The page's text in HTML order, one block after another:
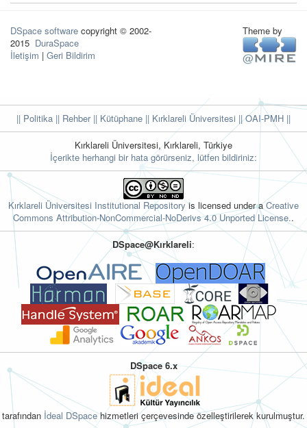
DSpace software copyright © 2002-
2015 DuraSpace
İletişim | Geri Bildirim
Theme by
|| Politika || Rehber|| Kütüphane || Kırklareli Üniversitesi ||OAI-PMH ||
Kırklareli Üniversitesi, Kırklareli, Türkiye
İçerikte herhangi bir hata görürseniz, lütfen bildiriniz:
Kırklareli Üniversitesi Institutional Repository is licensed under aCreative
Commons Attribution-NonCommercial-NoDerivs 4.0 Unported License..
DSpace@Kırklareli:
DSpace 6.x
tarafından İdeal DSpacehizmetleri çerçevesinde özelleştirilerek kurulmuştur.